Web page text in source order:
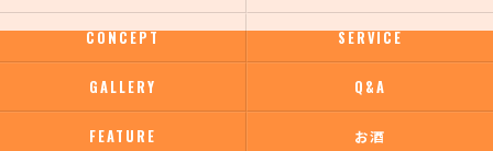
CONCEPT SERVICE
GALLERY Q&A
FEATURE お酒